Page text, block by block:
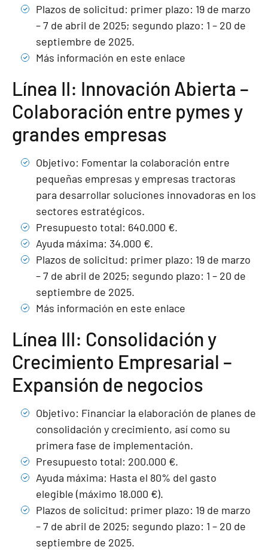
Plazos de solicitud: primer plazo: 19 de marzo
– 7 de abril de 2025; segundo plazo: 1 – 20 de
septiembre de 2025.
Más información en este enlace
Línea II: Innovación Abierta –
Colaboración entre pymes y
grandes empresas
Objetivo: Fomentar la colaboración entre
pequeñas empresas y empresas tractoras
para desarrollar soluciones innovadoras en los
sectores estratégicos.
Presupuesto total: 640.000 €.
Ayuda máxima: 34.000 €.
Plazos de solicitud: primer plazo: 19 de marzo
– 7 de abril de 2025; segundo plazo: 1 – 20 de
septiembre de 2025.
Más información en este enlace
Línea III: Consolidación y
Crecimiento Empresarial –
Expansión de negocios
Objetivo: Financiar la elaboración de planes de
consolidación y crecimiento, así como su
primera fase de implementación.
Presupuesto total: 200.000 €.
Ayuda máxima: Hasta el 80% del gasto
elegible (máximo 18.000 €).
Plazos de solicitud: primer plazo: 19 de marzo
– 7 de abril de 2025; segundo plazo: 1 – 20 de
septiembre de 2025.